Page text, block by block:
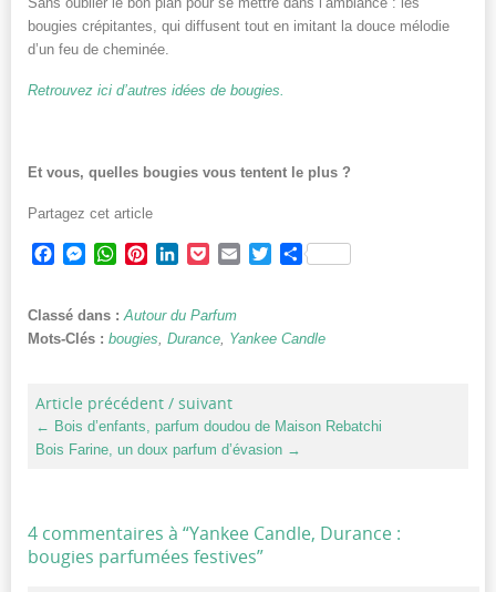
bougies crépitantes, qui diffusent tout en imitant la douce mélodie
d’un feu de cheminée.
Retrouvez ici d’autres idées de bougies.
Et vous, quelles bougies vous tentent le plus ?
Partagez cet article
Facebook
Messenger
WhatsApp
PinterestLinkedInPocketEmailTwitterPartager
Classé dans :Autour du Parfum
Mots-Clés : bougies, Durance, Yankee Candle
Article précédent / suivant
← Bois d’enfants, parfum doudou de Maison Rebatchi
Bois Farine, un doux parfum d’évasion →
4 commentaires à “Yankee Candle, Durance :
bougies parfumées festives”